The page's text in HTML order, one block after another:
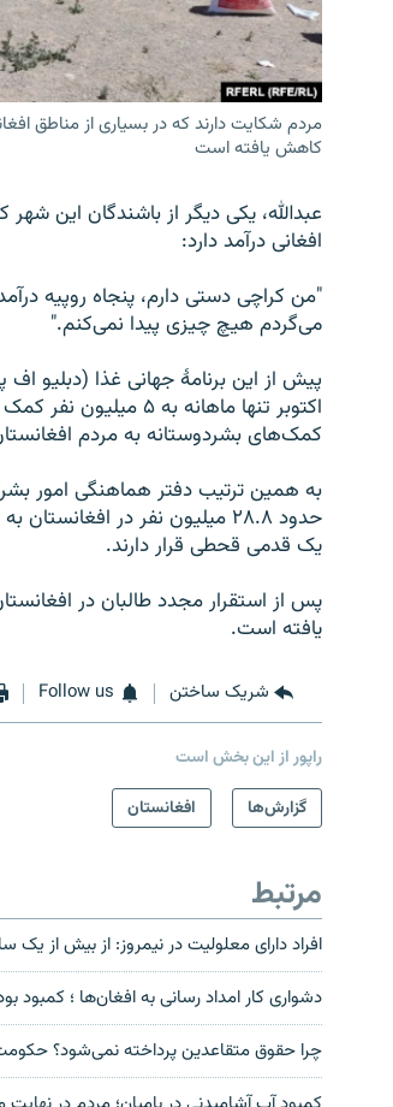
مردم شکایت دارند که در بسیاری از مناطق
کاهش یافته است
افغانی درآمد دارد:
"من کراچی دستی دارم، پنجاه روپیه
می‌گردم هیچ چیزی پیدا نمی‌کنم."
پیش از این برنامۀ جهانی غذا (دبلیو
اکتوبر تنها ماهانه
کمک‌های بشردوستانه به مردم
به همین ترتیب دفتر هماهنگی امور
یک قدمی قحطی قرار دارند.
پس از استقرار مجدد طالبان در
یافته است.
شریک ساختن Follow us
راپور از این بخش است
گزارش‌ها
افغانستان
مرتبط
افراد دارای معلولیت در نیمروز: از بیش از
دشواری کار امداد رسانی به افغان‌ها ؛
چرا حقوق متقاعدین پرداخته نمی‌شود؟ حکومت